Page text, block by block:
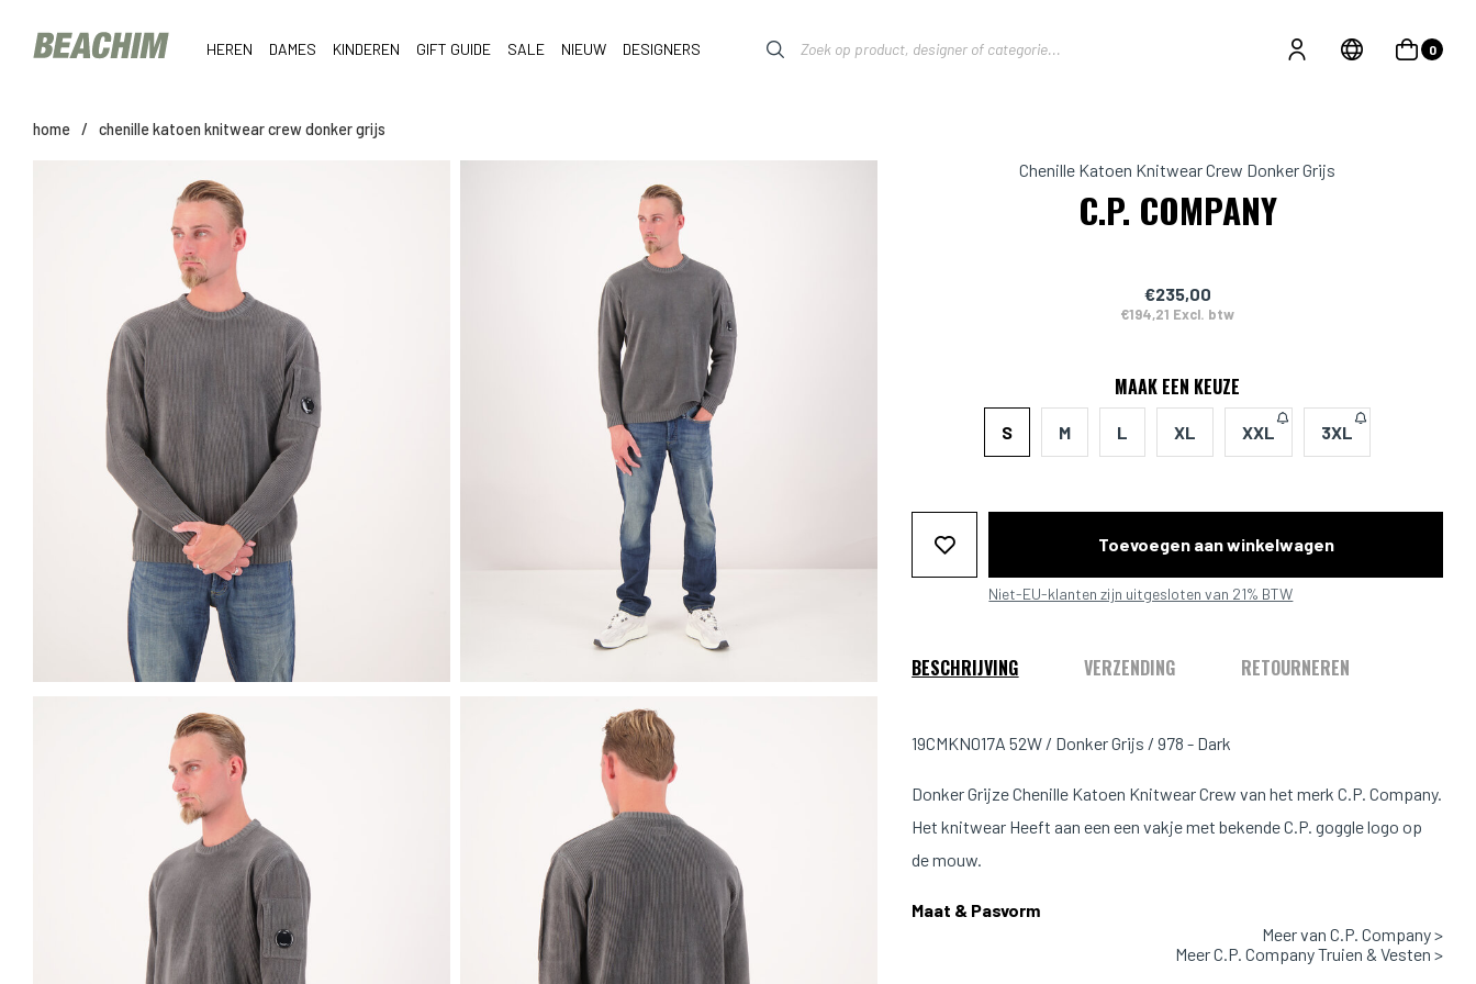
HEREN DAMES KINDEREN GIFT GUIDE SALE NIEUW DESIGNERS 0
home / chenille katoen knitwear crew donker grijs
Chenille Katoen Knitwear Crew Donker Grijs
C.P. COMPANY
€235,00
€194,21 Excl. btw
MAAK EEN KEUZE
S M L XL XXL 3XL
Toevoegen aan winkelwagen
Niet-EU-klanten zijn uitgesloten van 21% BTW
BESCHRIJVING VERZENDING RETOURNEREN
19CMKN017A 52W / Donker Grijs / 978 - Dark
Donker Grijze Chenille Katoen Knitwear Crew van het merk C.P. Company.
Het knitwear Heeft aan een een vakje met bekende C.P. goggle logo op
de mouw.
Maat & Pasvorm
Meer van C.P. Company >
Meer C.P. Company Truien & Vesten >